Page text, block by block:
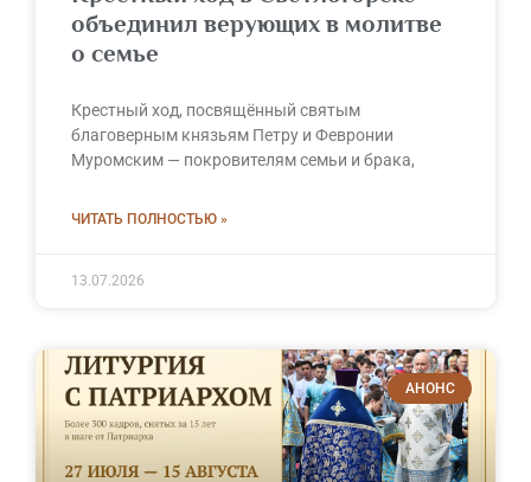
объединил верующих в молитве
о семье
Крестный ход, посвящённый святым
благоверным князьям Петру и Февронии
Муромским — покровителям семьи и брака,
ЧИТАТЬ ПОЛНОСТЬЮ »
13.07.2026
АНОНС